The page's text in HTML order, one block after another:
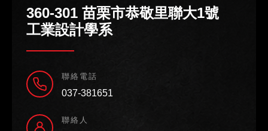
360-301 苗栗市恭敬里聯大1號
工業設計學系
聯絡電話
037-381651
聯絡人